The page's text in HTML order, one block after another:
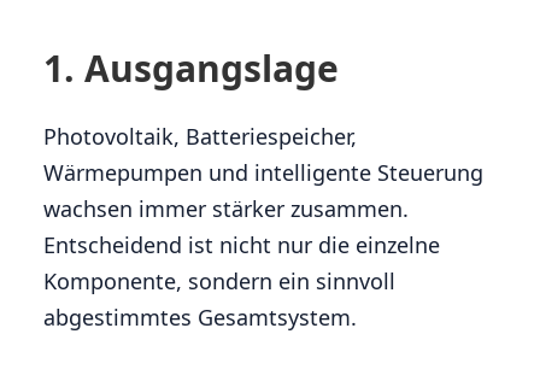
1. Ausgangslage
Photovoltaik, Batteriespeicher,
Wärmepumpen und intelligente Steuerung
wachsen immer stärker zusammen.
Entscheidend ist nicht nur die einzelne
Komponente, sondern ein sinnvoll
abgestimmtes Gesamtsystem.